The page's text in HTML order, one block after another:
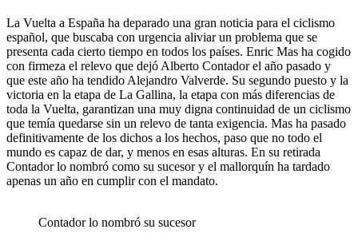
La Vuelta a España ha deparado una gran noticia para el ciclismo
español, que buscaba con urgencia aliviar un problema que se
presenta cada cierto tiempo en todos los países. Enric Mas ha cogido
con firmeza el relevo que dejó Alberto Contador el año pasado y
que este año ha tendido Alejandro Valverde. Su segundo puesto y la
victoria en la etapa de La Gallina, la etapa con más diferencias de
toda la Vuelta, garantizan una muy digna continuidad de un ciclismo
que temía quedarse sin un relevo de tanta exigencia. Mas ha pasado
definitivamente de los dichos a los hechos, paso que no todo el
mundo es capaz de dar, y menos en esas alturas. En su retirada
Contador lo nombró como su sucesor y el mallorquín ha tardado
apenas un año en cumplir con el mandato.
Contador lo nombró su sucesor